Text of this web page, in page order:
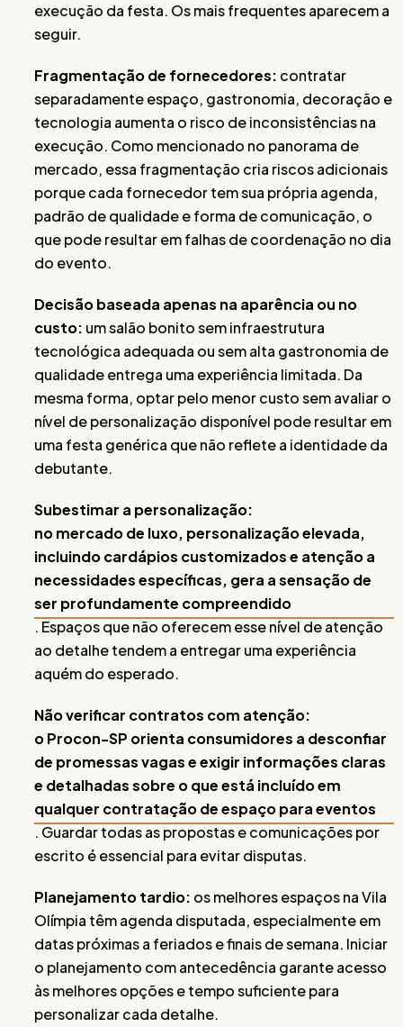
execução da festa. Os mais frequentes aparecem a
seguir.
Fragmentação de fornecedores: contratar
separadamente espaço, gastronomia, decoração e
tecnologia aumenta o risco de inconsistências na
execução. Como mencionado no panorama de
mercado, essa fragmentação cria riscos adicionais
porque cada fornecedor tem sua própria agenda,
padrão de qualidade e forma de comunicação, o
que pode resultar em falhas de coordenação no dia
do evento.
Decisão baseada apenas na aparência ou no
custo: um salão bonito sem infraestrutura
tecnológica adequada ou sem alta gastronomia de
qualidade entrega uma experiência limitada. Da
mesma forma, optar pelo menor custo sem avaliar o
nível de personalização disponível pode resultar em
uma festa genérica que não reflete a identidade da
debutante.
Subestimar a personalização:
no mercado de luxo, personalização elevada,
incluindo cardápios customizados e atenção a
necessidades específicas, gera a sensação de
ser profundamente compreendido
. Espaços que não oferecem esse nível de atenção
ao detalhe tendem a entregar uma experiência
aquém do esperado.
Não verificar contratos com atenção:
o Procon-SP orienta consumidores a desconfiar
de promessas vagas e exigir informações claras
e detalhadas sobre o que está incluído em
qualquer contratação de espaço para eventos
. Guardar todas as propostas e comunicações por
escrito é essencial para evitar disputas.
Planejamento tardio: os melhores espaços na Vila
Olímpia têm agenda disputada, especialmente em
datas próximas a feriados e finais de semana. Iniciar
o planejamento com antecedência garante acesso
às melhores opções e tempo suficiente para
personalizar cada detalhe.